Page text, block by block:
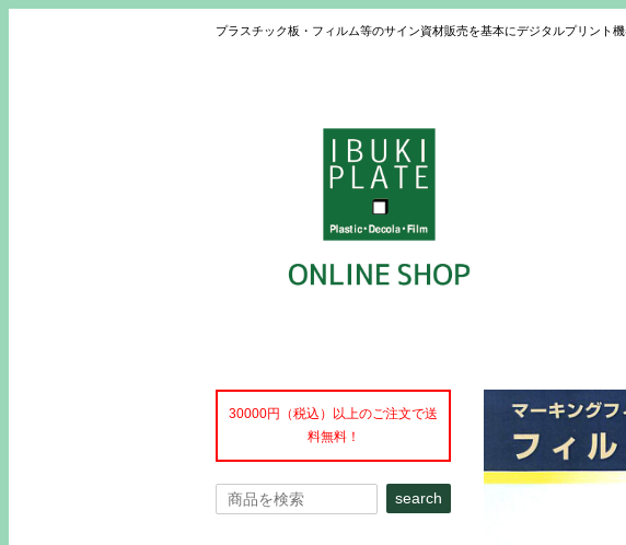
プラスチック板・フィルム等のサイン資材販売を基本にデジタルプリント
30000円（税込）以上のご注文で送
料無料！
search